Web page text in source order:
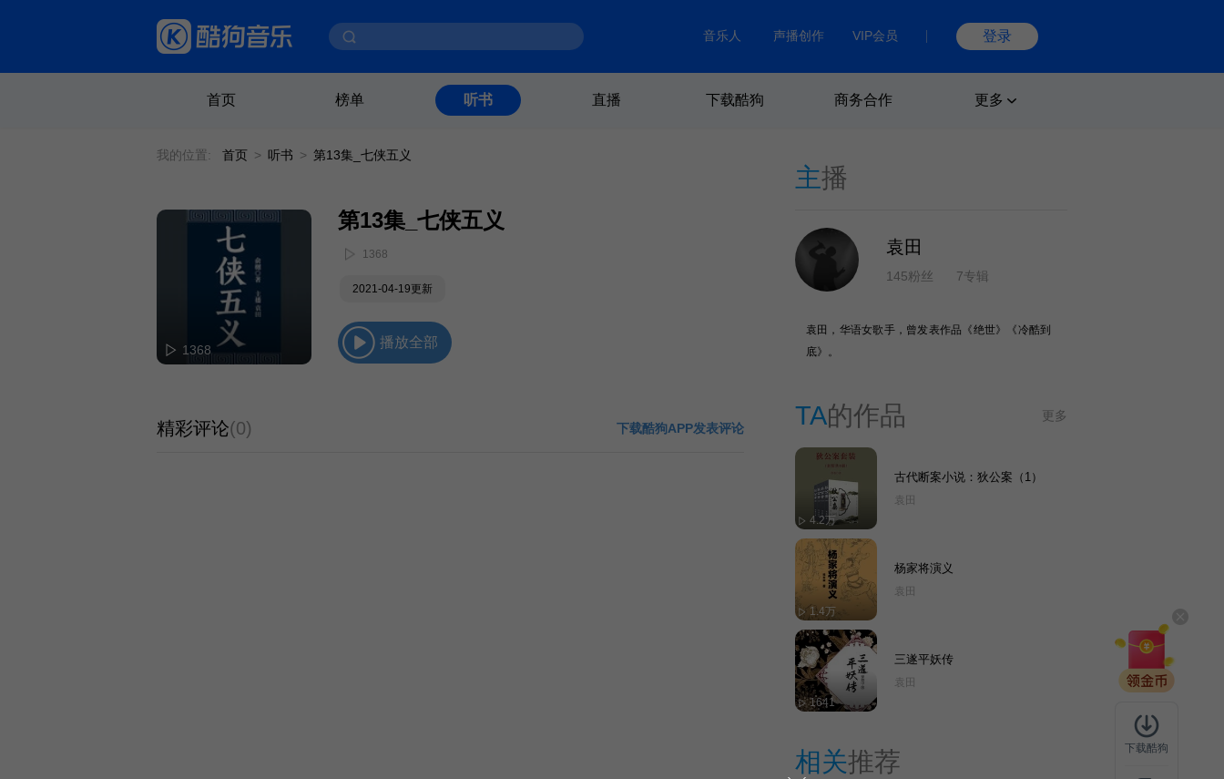
音乐人 声播创作 VIP会员 登录
首页 榜单 听书 直播 下载酷狗 商务合作 更多
我的位置: 首页 > 听书 > 第13集_七侠五义
1368
第13集_七侠五义
1368
2021-04-19更新
播放全部
精彩评论(0) 下载酷狗APP发表评论
主播
袁田
145粉丝 7专辑
袁田，华语女歌手，曾发表作品《绝世》《冷酷到
底》。
TA的作品 更多
4.2万
古代断案小说：狄公案（1）
袁田
1.4万
杨家将演义
袁田
1641
三遂平妖传
袁田
相关推荐 下载酷狗